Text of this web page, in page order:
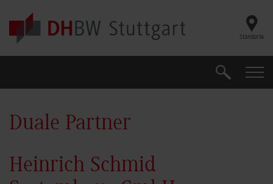
Skip to main content
Standorte
Suche
Duale Partner
Heinrich Schmid